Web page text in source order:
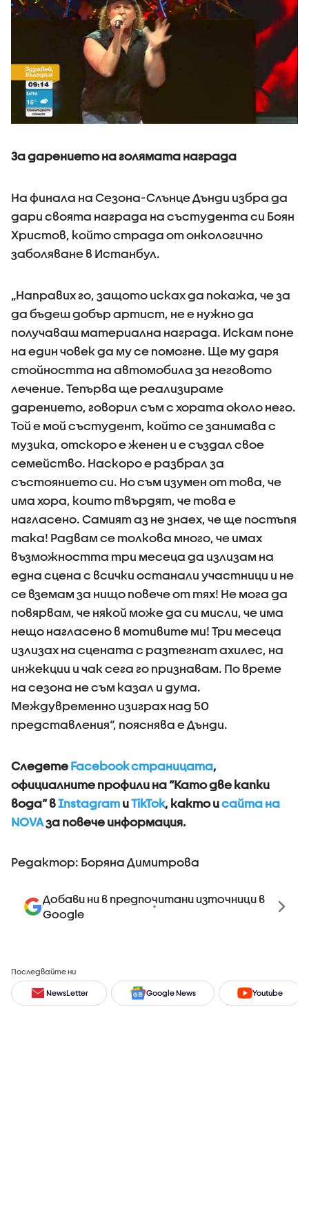
За дарението на голямата награда
На финала на Сезона-Слънце Дънди избра да
дари своята награда на състудента си Боян
Христов, който страда от онкологично
заболяване в Истанбул.
„Направих го, защото исках да покажа, че за
да бъдеш добър артист, не е нужно да
получаваш материална награда. Искам поне
на един човек да му се помогне. Ще му даря
стойността на автомобила за неговото
лечение. Тепърва ще реализираме
дарението, говорил съм с хората около него.
Той е мой състудент, който се занимава с
музика, отскоро е женен и е създал свое
семейство. Наскоро е разбрал за
състоянието си. Но съм изумен от това, че
има хора, които твърдят, че това е
нагласено. Самият аз не знаех, че ще постъпя
така! Радвам се толкова много, че имах
възможността три месеца да излизам на
една сцена с всички останали участници и не
се вземам за нищо повече от тях! Не мога да
повярвам, че някой може да си мисли, че има
нещо нагласено в мотивите ми! Три месеца
излизах на сцената с разтегнат ахилес, на
инжекции и чак сега го признавам. По време
на сезона не съм казал и дума.
Междувременно изиграх над 50
представления“, пояснява е Дънди.
Следете Facebook страницата,
официалните профили на “Като две капки
вода” вInstagram иTikTok, както исайта на
NOVAза повече информация.
Редактор: Боряна Димитрова
Добави ни в предпочитани източници в
Google
Последвайте ни
NewsLetter Google News Youtube